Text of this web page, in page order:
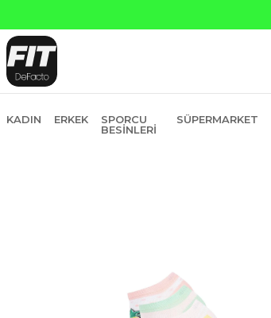
KADIN ERKEK
SPORCU
BESINLERI
SÜPERMARKET